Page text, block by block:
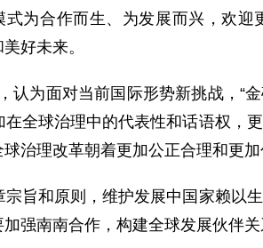
为合作而生、为发展而兴，欢
好未来。
认为面对当前国际形势新挑战，“
全球治理中的代表性和话语权，
治理改革朝着更加公正合理和更
旨和原则，维护发展中国家赖以
强南南合作，构建全球发展伙伴